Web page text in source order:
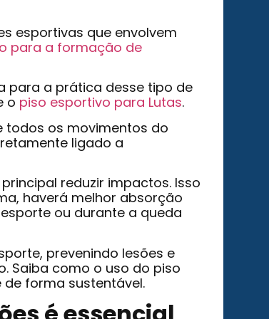
esportivas que envolvem
para a formação de
para a prática desse tipo de
o piso esportivo para Lutas.
todos os movimentos do
ligado a
reduzir impactos. Isso
haverá melhor absorção
ou durante a queda
prevenindo lesões e
Saiba como o uso do piso
forma sustentável.